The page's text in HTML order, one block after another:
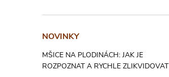
NOVINKY
MŠICE NA PLODINÁCH: JAK JE
ROZPOZNAT A RYCHLE ZLIKVIDOVAT